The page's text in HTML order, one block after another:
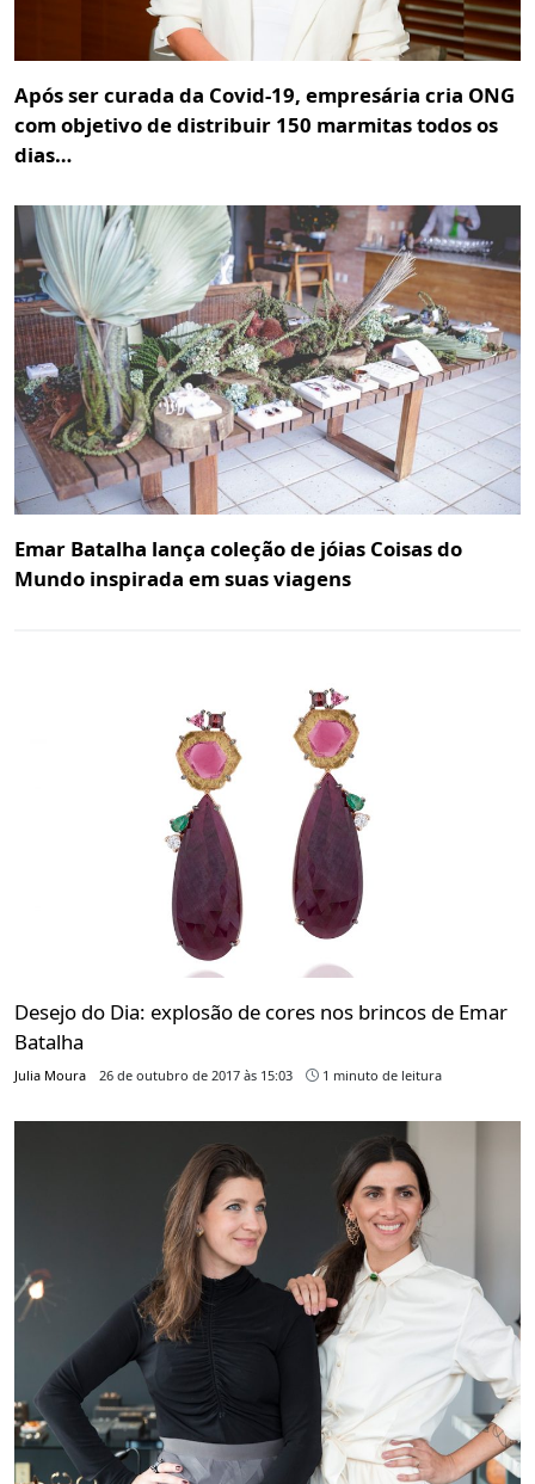
Após ser curada da Covid-19, empresária cria ONG
com objetivo de distribuir 150 marmitas todos os
dias…
Emar Batalha lança coleção de jóias Coisas do
Mundo inspirada em suas viagens
Desejo do Dia: explosão de cores nos brincos de Emar
Batalha
Julia Moura 26 de outubro de 2017 às 15:03 1 minuto de leitura